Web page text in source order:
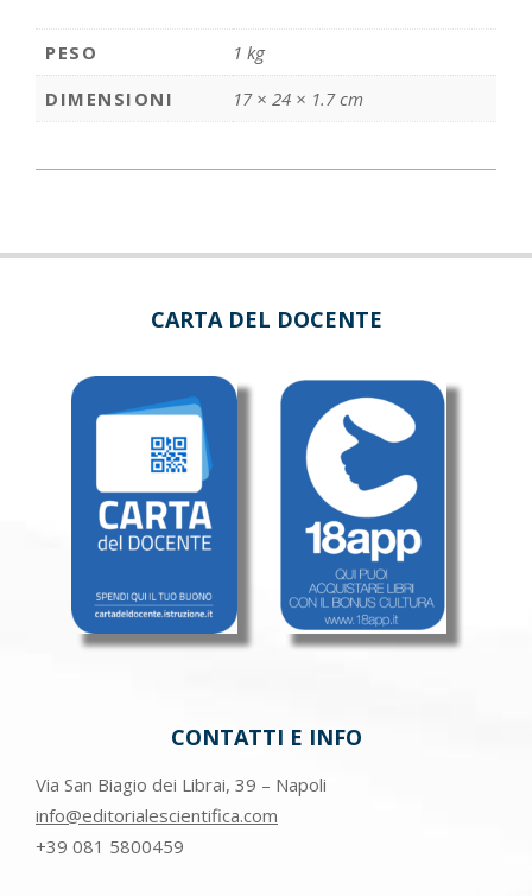
PESO
1 kg
DIMENSIONI
17 × 24 × 1.7 cm
CARTA DEL DOCENTE
CONTATTI E INFO
Via San Biagio dei Librai, 39 – Napoli
info@editorialescientifica.com
+39 081 5800459